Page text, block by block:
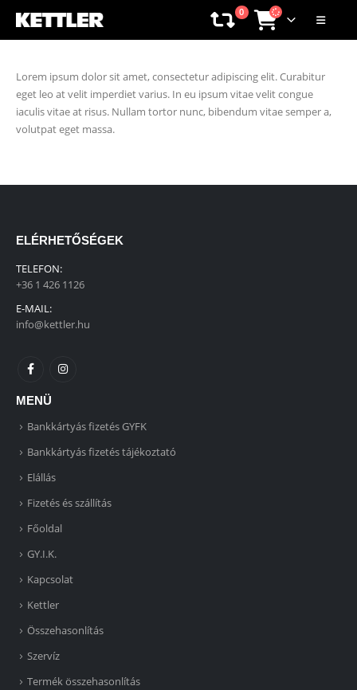
0
Lorem ipsum dolor sit amet, consectetur adipiscing elit. Curabitur
eget leo at velit imperdiet varius. In eu ipsum vitae velit congue
iaculis vitae at risus. Nullam tortor nunc, bibendum vitae semper a,
volutpat eget massa.
ELÉRHETŐSÉGEK
TELEFON:
+36 1 426 1126
E-MAIL:
info@kettler.hu
MENÜ
Bankkártyás fizetés GYFK
Bankkártyás fizetés tájékoztató
Elállás
Fizetés és szállítás
Főoldal
GY.I.K.
Kapcsolat
Kettler
Összehasonlítás
Szervíz
Termék összehasonlítás